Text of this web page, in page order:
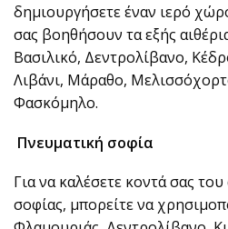
δημιουργήσετε έναν ιερό
σας βοηθήσουν τα εξής
Βασιλικό, Δεντρολίβανο,
Λιβάνι, Μάραθο,
Φασκόμηλο.
Πνευματική σοφία
Για να καλέσετε κοντά σας
σοφίας, μπορείτε να